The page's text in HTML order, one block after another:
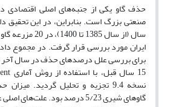
حذف گاو یکی از جنبه‌های اصلی اقتصادی
سال (از سال 1385
برای بررسی علل درصدهای حذف در سال آخر
نسخه 9.4 تجزیه و تحلیل گردید.
گاوهای شیری 5/23 درصد بود.